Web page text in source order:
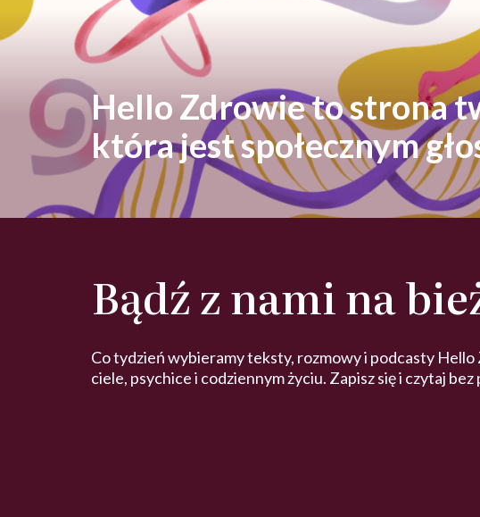
Hello Zdrowie to strona
która jest społecznym
Bądź z nami na
Co tydzień wybieramy teksty, rozmowy i podcasty
ciele, psychice i codziennym życiu. Zapisz się i czytaj bez